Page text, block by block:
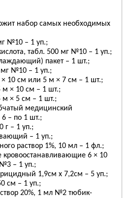
набор самых необходимых
№10 – 1 уп.;
табл. 500 мг №10 – 1 уп.;
пакет – 1 шт.;
мг №10 – 1 уп.;
10 см или 5 м × 7 см – 1 шт.;
м × 10 см – 1 шт.;
м × 5 см – 1 шт.;
медицинский
– по 1 шт.;
г – 1 уп.;
– 1 уп.;
раствор 1%, 10 мл – 1 фл.;
кровоостанавливающие 6 × 10
– 1 уп.;
1,9см x 7,2см – 5 уп.;
см – 1 уп.;
20%, 1 мл №2 тюбик-